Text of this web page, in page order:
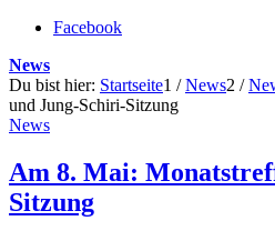
Facebook
News
Du bist hier: Startseite1 / News2 /
und Jung-Schiri-Sitzung
News
Am 8. Mai:
Sitzung